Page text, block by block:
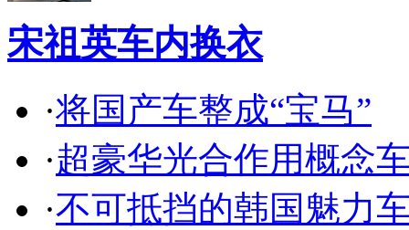
宋祖英车内换衣
·将国产车整成“宝马”
·超豪华光合作用概念
·不可抵挡的韩国魅力